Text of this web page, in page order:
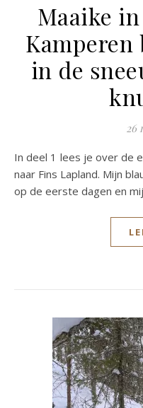
Maaike
in de
26
In deel 1 lees je over de eerste dagen van mijn groepsreis
naar Fins Lapland. Mijn
op de eerste dagen en